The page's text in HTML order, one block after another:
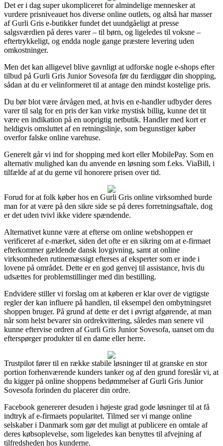
Det er i dag super ukompliceret for almindelige mennesker at
vurdere prisniveauet hos diverse online outlets, og altså har masser
af Gurli Gris e-butikker fundet det uundgåeligt at presse
salgsværdien på deres varer – til børn, og ligeledes til voksne –
eftertrykkeligt, og endda nogle gange præstere levering uden
omkostninger.
Men det kan alligevel blive gavnligt at udforske nogle e-shops efter
tilbud på Gurli Gris Junior Sovesofa før du færdiggør din shopping,
sådan at du er velinformeret til at antage den mindst kostelige pris.
Du bør blot være årvågen med, at hvis en e-handler udbyder deres
varer til salg for en pris der kan virke mystisk billig, kunne det tit
være en indikation på en uoprigtig netbutik. Handler med kort er
heldigvis omsluttet af en retningslinje, som begunstiger køber
overfor falske online varehuse.
Generelt går vi ind for shopping med kort eller MobilePay. Som en
alternativ mulighed kan du anvende en løsning som f.eks. ViaBill, i
tilfælde af at du gerne vil honorere prisen over tid.
Forud for at folk køber hos en Gurli Gris online virksomhed burde
man for at være på den sikre side se på deres forretningsaftale, dog
er det uden tvivl ikke videre spændende.
Alternativet kunne være at efterse om online webshoppen er
verificeret af e-mærket, siden det ofte er en sikring om at e-firmaet
efterkommer gældende dansk lovgivning, samt at online
virksomheden rutinemæssigt efterses af eksperter som er inde i
lovene på området. Dette er en god genvej til assistance, hvis du
udsættes for problemstillinger med din bestilling.
Endvidere stiller vi forslag om at køberen er klar over de vigtigste
regler der kan influere på handlen, til eksempel den ombytningsret
shoppen bruger. På grund af dette er det i øvrigt afgørende, at man
når som helst bevarer sin ordrekvittering, således man senere vil
kunne eftervise ordren af Gurli Gris Junior Sovesofa, uanset om du
efterspørger produkter til en dame eller herre.
Trustpilot fører til en række stabile løsninger til at granske en stor
portion forhenværende kunders tanker og af den grund foreslår vi, at
du kigger på online shoppens bedømmelser af Gurli Gris Junior
Sovesofa forinden du placerer din ordre.
Facebook genererer desuden i højeste grad gode løsninger til at få
indtryk af e-firmaets popularitet. Tilmed ser vi mange online
selskaber i Danmark som gør det muligt at publicere en omtale af
deres købsoplevelse, som ligeledes kan benyttes til afvejning af
tilfredsheden hos kunderne.